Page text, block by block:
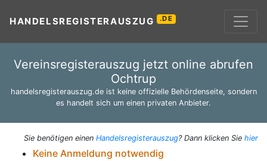
HANDELSREGISTERAUSZUG .DE
Vereinsregisterauszug jetzt online abrufen
Ochtrup
handelsregisterauszug.de ist keine offizielle Behördenseite, sondern
es handelt sich um einen privaten Anbieter.
Sie benötigen einen Handelsregisterauszug? Dann klicken Sie hier
Keine Anmeldung notwendig